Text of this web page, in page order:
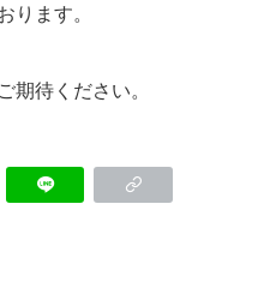
ります。
期待ください。